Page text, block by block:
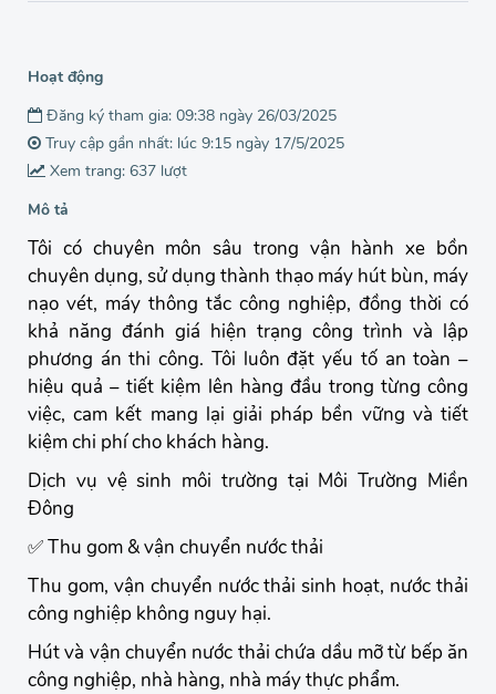
Hoạt động
Đăng ký tham gia: 09:38 ngày 26/03/2025
Truy cập gần nhất: lúc 9:15 ngày 17/5/2025
Xem trang: 637 lượt
Mô tả
Tôi có chuyên môn sâu trong vận hành xe bồn
chuyên dụng, sử dụng thành thạo máy hút bùn, máy
nạo vét, máy thông tắc công nghiệp, đồng thời có
khả năng đánh giá hiện trạng công trình và lập
phương án thi công. Tôi luôn đặt yếu tố an toàn –
hiệu quả – tiết kiệm lên hàng đầu trong từng công
việc, cam kết mang lại giải pháp bền vững và tiết
kiệm chi phí cho khách hàng.
Dịch vụ vệ sinh môi trường tại Môi Trường Miền
Đông
✅ Thu gom & vận chuyển nước thải
Thu gom, vận chuyển nước thải sinh hoạt, nước thải
công nghiệp không nguy hại.
Hút và vận chuyển nước thải chứa dầu mỡ từ bếp ăn
công nghiệp, nhà hàng, nhà máy thực phẩm.